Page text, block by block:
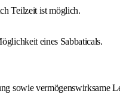
Teilzeit ist möglich.
eines Sabbaticals.
sowie vermögenswirksame